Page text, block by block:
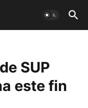
SUP
este fin